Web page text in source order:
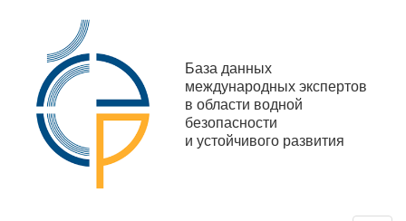
База данных
международных экспертов
в области водной
безопасности
и устойчивого развития